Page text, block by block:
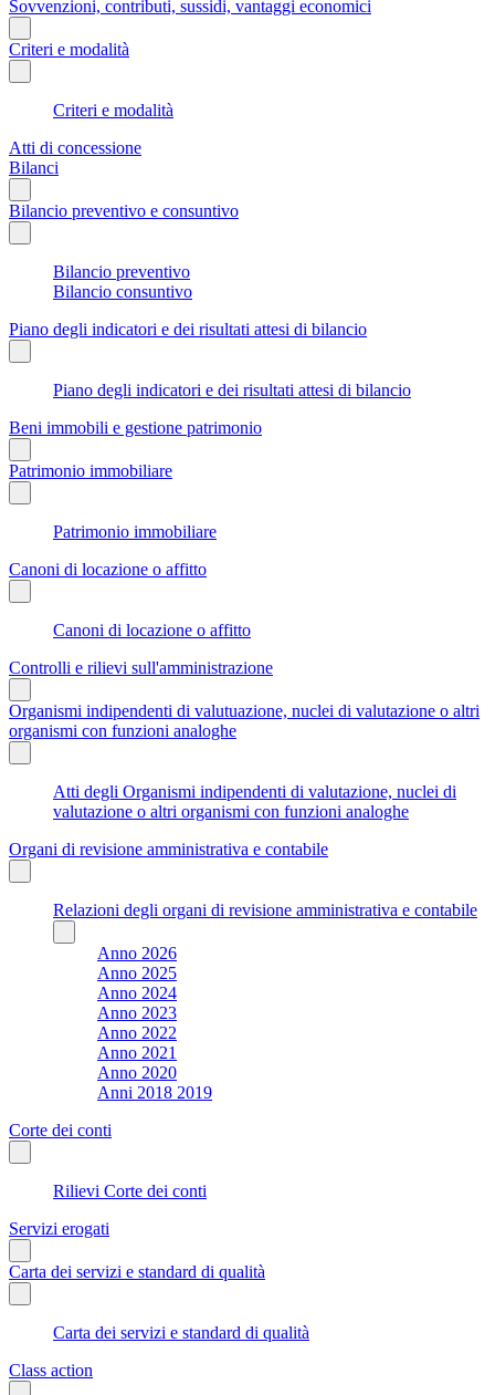
Sovvenzioni, contributi, sussidi, vantaggi economici
Criteri e modalità
Criteri e modalità
Atti di concessione
Bilanci
Bilancio preventivo e consuntivo
Bilancio preventivo
Bilancio consuntivo
Piano degli indicatori e dei risultati attesi di bilancio
Piano degli indicatori e dei risultati attesi di bilancio
Beni immobili e gestione patrimonio
Patrimonio immobiliare
Patrimonio immobiliare
Canoni di locazione o affitto
Canoni di locazione o affitto
Controlli e rilievi sull'amministrazione
Organismi indipendenti di valutuazione, nuclei di valutazione o altri
organismi con funzioni analoghe
Atti degli Organismi indipendenti di valutazione, nuclei di
valutazione o altri organismi con funzioni analoghe
Organi di revisione amministrativa e contabile
Relazioni degli organi di revisione amministrativa e contabile
Anno 2026
Anno 2025
Anno 2024
Anno 2023
Anno 2022
Anno 2021
Anno 2020
Anni 2018 2019
Corte dei conti
Rilievi Corte dei conti
Servizi erogati
Carta dei servizi e standard di qualità
Carta dei servizi e standard di qualità
Class action